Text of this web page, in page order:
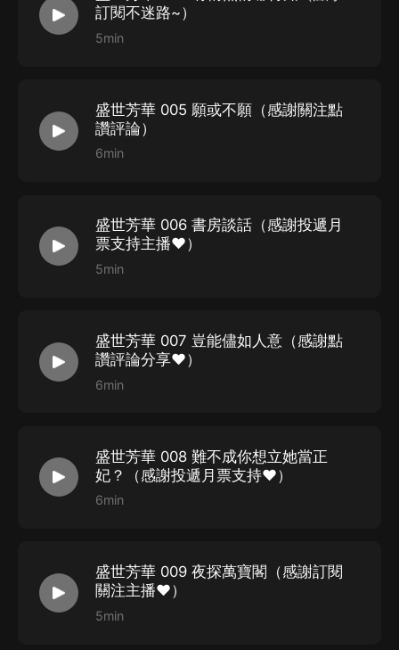
訂閱不迷路~）
5min
盛世芳華 005 願或不願（感謝關注點
讚評論）
6min
盛世芳華 006 書房談話（感謝投遞月
票支持主播♥）
5min
盛世芳華 007 豈能儘如人意（感謝點
讚評論分享♥）
6min
盛世芳華 008 難不成你想立她當正
妃？（感謝投遞月票支持♥）
6min
盛世芳華 009 夜探萬寶閣（感謝訂閱
關注主播♥）
5min